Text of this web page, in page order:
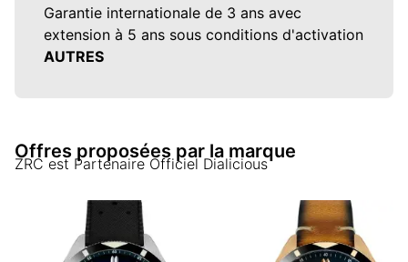
Garantie internationale de 3 ans avec
extension à 5 ans sous conditions d'activation
AUTRES
Offres proposées par la marque
ZRC est Partenaire Officiel Dialicious